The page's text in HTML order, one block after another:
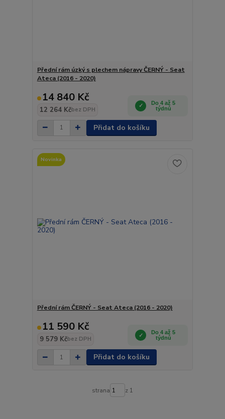
Přední rám úzký s plechem nápravy ČERNÝ - Seat
Ateca (2016 - 2020)
14 840 Kč
12 264 Kčbez DPH
Do 4 až 5
týdnů
Přidat do košíku
Novinka
Přední rám ČERNÝ - Seat Ateca (2016 - 2020)
11 590 Kč
9 579 Kčbez DPH
Do 4 až 5
týdnů
Přidat do košíku
strana z 1